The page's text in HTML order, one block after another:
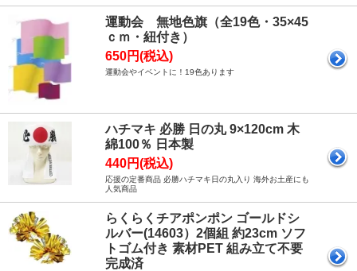
運動会 無地色旗（全19色・35×45
ｃｍ・紐付き）
650円(税込)
運動会やイベントに！19色あります
ハチマキ 必勝 日の丸 9×120cm 木
綿100％ 日本製
440円(税込)
応援の定番商品 必勝ハチマキ日の丸入り 海外お土産にも
人気商品
らくらくチアポンポン ゴールドシ
ルバー(14603）2個組 約23cm ソフ
トゴム付き 素材PET 組み立て不要
完成済